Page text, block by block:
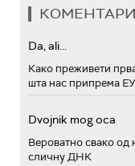
КОМЕНТАРИ
Da, ali...
Како преживети
шта нас припрема ЕУ
Dvojnik mog oca
Вероватно свако од
сличну ДНК